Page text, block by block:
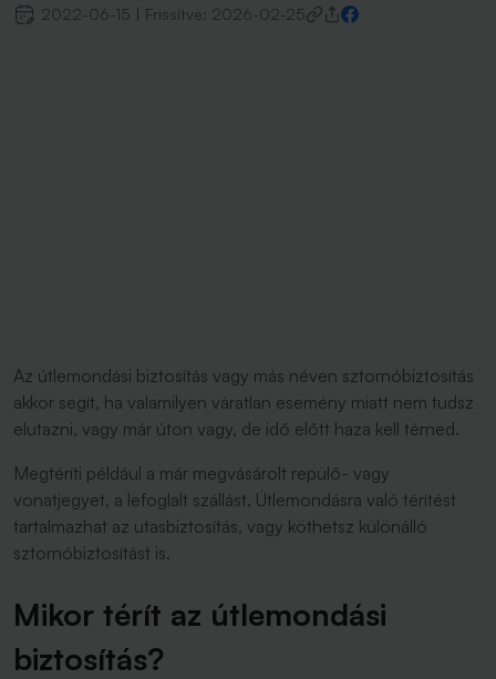
2022-06-15 Frissítve: 2026-02-25
Az útlemondási biztosítás vagy más néven sztornóbiztosítás
akkor segít, ha valamilyen váratlan esemény miatt nem tudsz
elutazni, vagy már úton vagy, de idő előtt haza kell térned.
Megtéríti például a már megvásárolt repülő- vagy
vonatjegyet, a lefoglalt szállást. Útlemondásra való térítést
tartalmazhat az utasbiztosítás, vagy köthetsz különálló
sztornóbiztosítást is.
Mikor térít az útlemondási
biztosítás?